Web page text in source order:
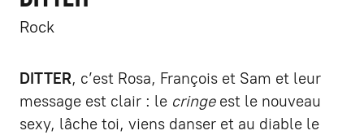
Rock
DITTER, c’est Rosa, François et Sam et leur
message est clair : le cringeest le nouveau
sexy, lâche toi, viens danser et au diable le